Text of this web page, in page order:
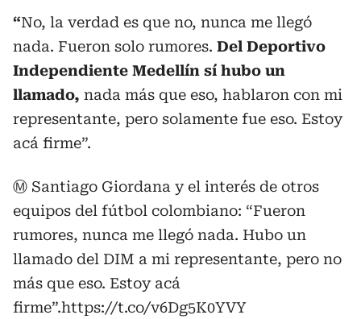
“No, la verdad es que no, nunca me llegó
nada. Fueron solo rumores. Del Deportivo
Independiente Medellín sí hubo un
llamado, nada más que eso, hablaron con mi
representante, pero solamente fue eso. Estoy
acá firme”.
Ⓜ️ Santiago Giordana y el interés de otros
equipos del fútbol colombiano: “Fueron
rumores, nunca me llegó nada. Hubo un
llamado del DIM a mi representante, pero no
más que eso. Estoy acá
firme”.https://t.co/v6Dg5K0YVY